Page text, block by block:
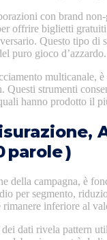
con brand
offrire biglietti
Questo tipo di
puro gioco d’azzardo.
multicanale,
Questi strumenti
hanno prodotto il
parole )
della campagna, è
per segmento,
rimanere inferiore al
dei dati rivela pattern